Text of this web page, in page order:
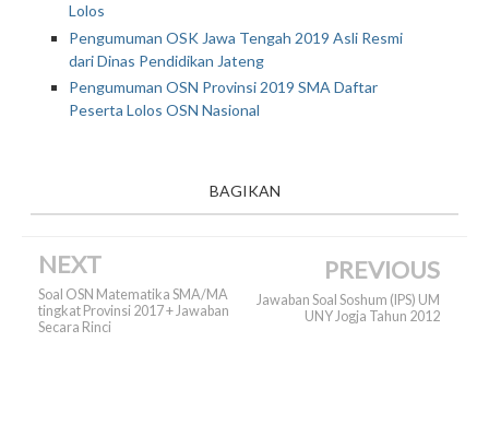
Lolos
Pengumuman OSK Jawa Tengah 2019 Asli Resmi
dari Dinas Pendidikan Jateng
Pengumuman OSN Provinsi 2019 SMA Daftar
Peserta Lolos OSN Nasional
BAGIKAN
NEXT
Soal OSN Matematika SMA/MA
tingkat Provinsi 2017 + Jawaban
Secara Rinci
PREVIOUS
Jawaban Soal Soshum (IPS) UM
UNY Jogja Tahun 2012